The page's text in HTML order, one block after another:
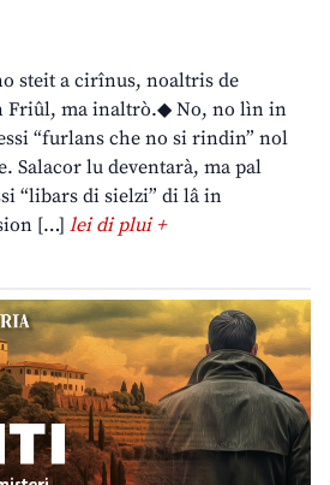
steit a cirînus, noaltris de
Friûl, ma inaltrò.◆ No, no lìn in
“furlans che no si rindin” nol
Salacor lu deventarà, ma pal
“libars di sielzi” di lâ in
[…] lei di plui +